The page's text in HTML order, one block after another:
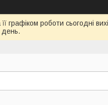
графіком роботи сьогодні
день.